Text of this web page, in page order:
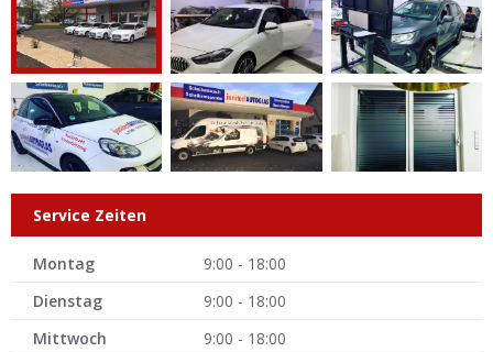
Service Zeiten
Montag
9:00 - 18:00
Dienstag
9:00 - 18:00
Mittwoch
9:00 - 18:00